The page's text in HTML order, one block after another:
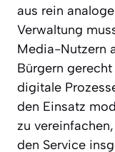
aus rein
Verwaltung
Media-Nutzern
Bürgern
digitale
den Einsatz
zu
den Service